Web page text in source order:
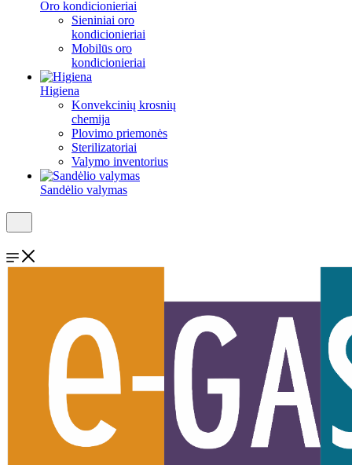
Oro kondicionieriai
Sieniniai oro
kondicionieriai
Mobilūs oro
kondicionieriai
Higiena
Konvekcinių krosnių
chemija
Plovimo priemonės
Sterilizatoriai
Valymo inventorius
Sandėlio valymas